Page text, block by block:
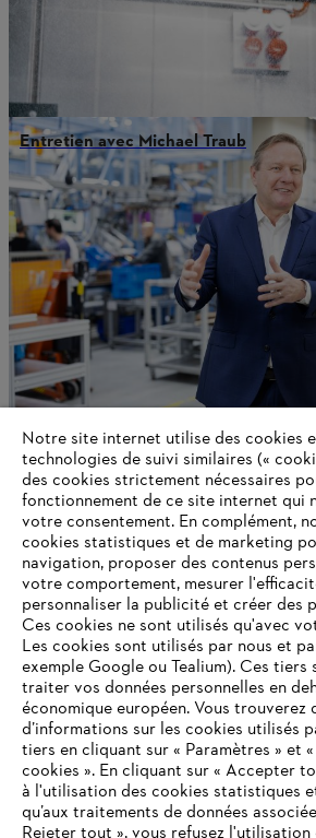
Entretien avec Michael Traub
« Battery First, Gasoline Best »
Informations pour les fournisseurs
Produits
Contact
Carrière
Système d'alerte
Notre site internet utilise des cookies
technologies de suivi similaires («
des cookies strictement nécessaires
fonctionnement de ce site internet qui
votre consentement. En complément,
cookies statistiques et de marketing
navigation, proposer des contenus
votre comportement, mesurer
personnaliser la publicité et créer des
Ces cookies ne sont utilisés qu'avec
Les cookies sont utilisés par nous et
exemple Google ou Tealium). Ces
traiter vos données personnelles en
économique européen. Vous trouverez
d’informations sur les cookies utilisés
tiers en cliquant sur « Paramètres » et
cookies ». En cliquant sur « Accepter
à l'utilisation des cookies statistiques
qu’aux traitements de données